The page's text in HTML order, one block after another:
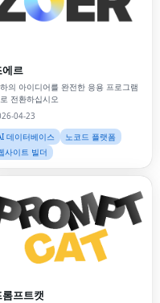
에르
의 아이디어를 완전한 응용 프로그램
전환하십시오
04-23
데이터베이스
노코드 플랫폼
사이트 빌더
롬프트캣